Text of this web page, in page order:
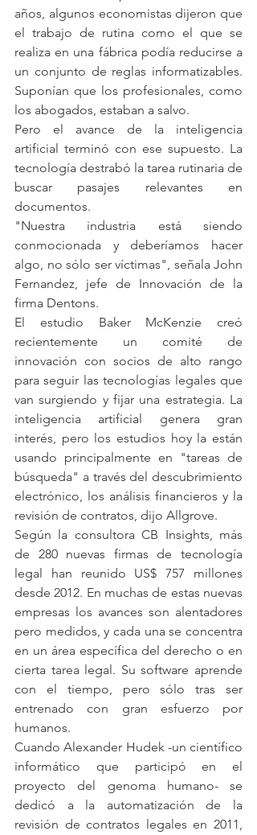
años, algunos economistas dijeron que
el trabajo de rutina como el que se
realiza en una fábrica podía reducirse a
un conjunto de reglas informatizables.
Suponían que los profesionales, como
los abogados, estaban a salvo.
Pero el avance de la inteligencia
artificial terminó con ese supuesto. La
tecnología destrabó la tarea rutinaria de
buscar pasajes relevantes en
documentos.
"Nuestra industria está siendo
conmocionada y deberíamos hacer
algo, no sólo ser víctimas", señala John
Fernandez, jefe de Innovación de la
firma Dentons.
El estudio Baker McKenzie creó
recientemente un comité de
innovación con socios de alto rango
para seguir las tecnologías legales que
van surgiendo y fijar una estrategia. La
inteligencia artificial genera gran
interés, pero los estudios hoy la están
usando principalmente en "tareas de
búsqueda" a través del descubrimiento
electrónico, los análisis financieros y la
revisión de contratos, dijo Allgrove.
Según la consultora CB Insights, más
de 280 nuevas firmas de tecnología
legal han reunido US$ 757 millones
desde 2012. En muchas de estas nuevas
empresas los avances son alentadores
pero medidos, y cada una se concentra
en un área específica del derecho o en
cierta tarea legal. Su software aprende
con el tiempo, pero sólo tras ser
entrenado con gran esfuerzo por
humanos.
Cuando Alexander Hudek -un científico
informático que participó en el
proyecto del genoma humano- se
dedicó a la automatización de la
revisión de contratos legales en 2011,